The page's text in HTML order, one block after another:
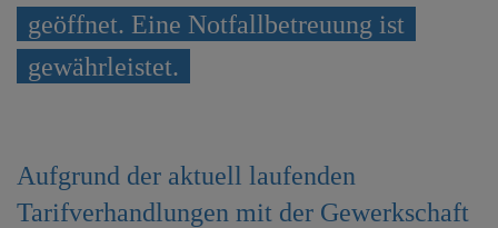
geöffnet. Eine Notfallbetreuung ist
gewährleistet.
Aufgrund der aktuell laufenden
Tarifverhandlungen mit der Gewerkschaft